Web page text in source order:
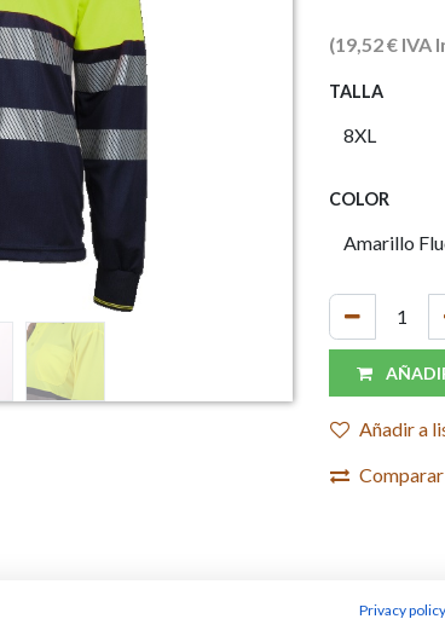
(19,52€ IVA
TALLA
COLOR
Añadir a
Comparar
Privacy policy